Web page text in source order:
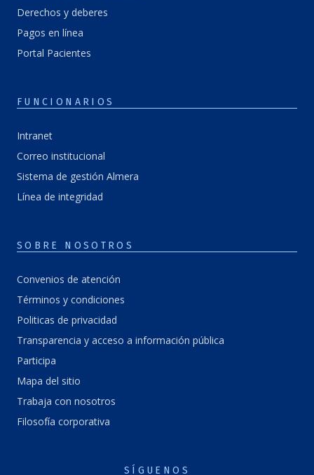
Derechos y deberes
Pagos en línea
Portal Pacientes
FUNCIONARIOS
Intranet
Correo institucional
Sistema de gestión Almera
Línea de integridad
SOBRE NOSOTROS
Convenios de atención
Términos y condiciones
Politicas de privacidad
Transparencia y acceso a información pública
Participa
Mapa del sitio
Trabaja con nosotros
Filosofía corporativa
SÍGUENOS